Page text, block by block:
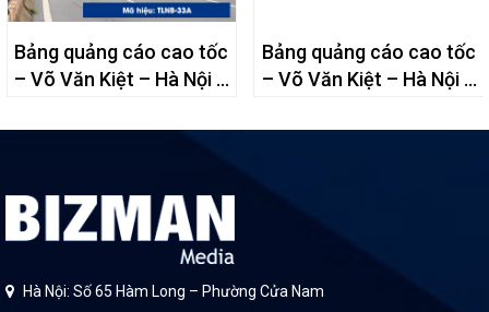
Bảng quảng cáo cao tốc
– Võ Văn Kiệt – Hà Nội –
Bảng quảng cáo cao tốc
– Võ Văn Kiệt – Hà Nội –
Hà Nội: Số 65 Hàm Long – Phường Cửa Nam